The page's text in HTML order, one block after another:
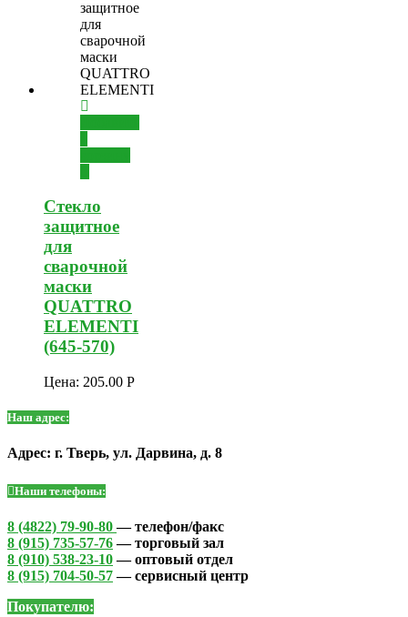
Стекло
защитное
для
сварочной
маски
QUATTRO
ELEMENTI
(645-570)
Цена: 205.00 Р
Наш адрес:
Адрес: г. Тверь, ул. Дарвина, д. 8
Наши телефоны:
8 (4822) 79-90-80— телефон/факс
8 (915) 735-57-76— торговый зал
8 (910) 538-23-10— оптовый отдел
8 (915) 704-50-57— сервисный центр
Покупателю: